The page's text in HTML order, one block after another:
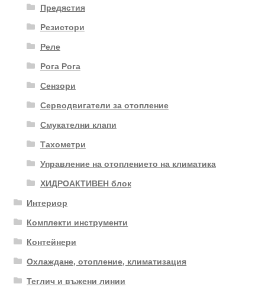
Предястия
Резистори
Реле
Рога Рога
Сензори
Серводвигатели за отопление
Смукателни клапи
Тахометри
Управление на отоплението на климатика
ХИДРОАКТИВЕН блок
Интериор
Комплекти инструменти
Контейнери
Охлаждане, отопление, климатизация
Теглич и въжени линии